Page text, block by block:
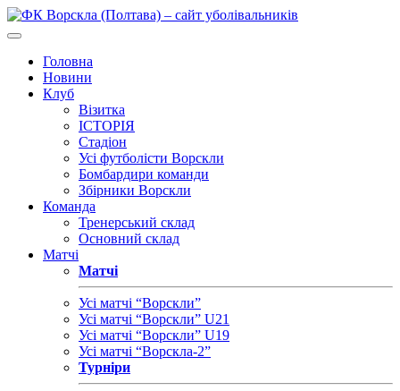
Головна
Новини
Клуб
Візитка
ІСТОРІЯ
Стадіон
Усі футболісти Ворскли
Бомбардири команди
Збірники Ворскли
Команда
Тренерський склад
Основний склад
Матчі
Матчі
Усі матчі “Ворскли”
Усі матчі “Ворскли” U21
Усі матчі “Ворскли” U19
Усі матчі “Ворскла-2”
Турніри